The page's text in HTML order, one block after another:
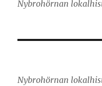
Nybrohörnan
Nybrohörnan